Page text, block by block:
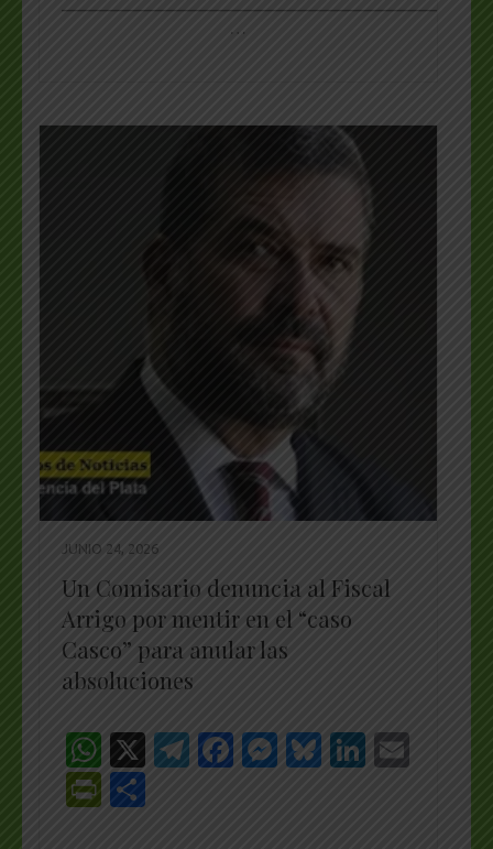
JUNIO 24, 2026
Un Comisario denuncia al Fiscal
Arrigo por mentir en el “caso
Casco” para anular las
absoluciones
WhatsApp
X Telegram
Facebook
Messenger
Bluesky
PrintFriendly